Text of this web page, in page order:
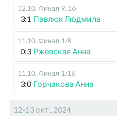
12.10. Финал 9..16
3:1 Павлюк Людмила
11.10. Финал 1/8
0:3 Ржевская Анна
11.10. Финал 1/16
3:0 Горчакова Анна
12-13 окт., 2024